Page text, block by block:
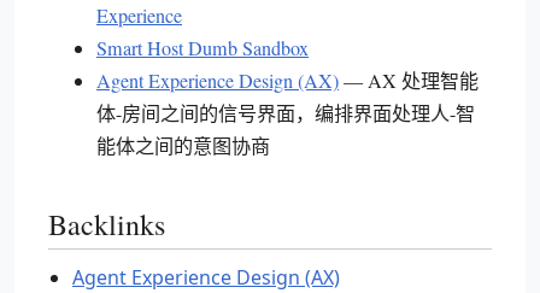
Experience
Smart Host Dumb Sandbox
Agent Experience Design (AX)— AX 处理智能
体-房间之间的信号界面，编排界面处理人-智
能体之间的意图协商
Backlinks
Agent Experience Design (AX)